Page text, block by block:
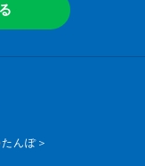
んぽ＞